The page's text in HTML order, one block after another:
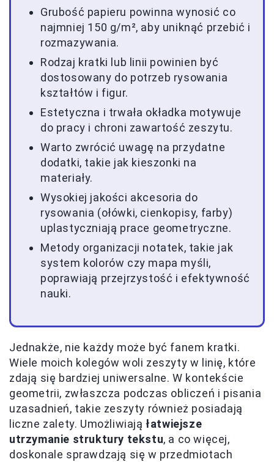
Grubość papieru powinna wynosić co
najmniej 150 g/m², aby uniknąć przebić i
rozmazywania.
Rodzaj kratki lub linii powinien być
dostosowany do potrzeb rysowania
kształtów i figur.
Estetyczna i trwała okładka motywuje
do pracy i chroni zawartość zeszytu.
Warto zwrócić uwagę na przydatne
dodatki, takie jak kieszonki na
materiały.
Wysokiej jakości akcesoria do
rysowania (ołówki, cienkopisy, farby)
uplastyczniają prace geometryczne.
Metody organizacji notatek, takie jak
system kolorów czy mapa myśli,
poprawiają przejrzystość i efektywność
nauki.
Jednakże, nie każdy może być fanem kratki.
Wiele moich kolegów woli zeszyty w linię, które
zdają się bardziej uniwersalne. W kontekście
geometrii, zwłaszcza podczas obliczeń i pisania
uzasadnień, takie zeszyty również posiadają
liczne zalety. Umożliwiająłatwiejsze
utrzymanie struktury tekstu, a co więcej,
doskonale sprawdzają się w przedmiotach